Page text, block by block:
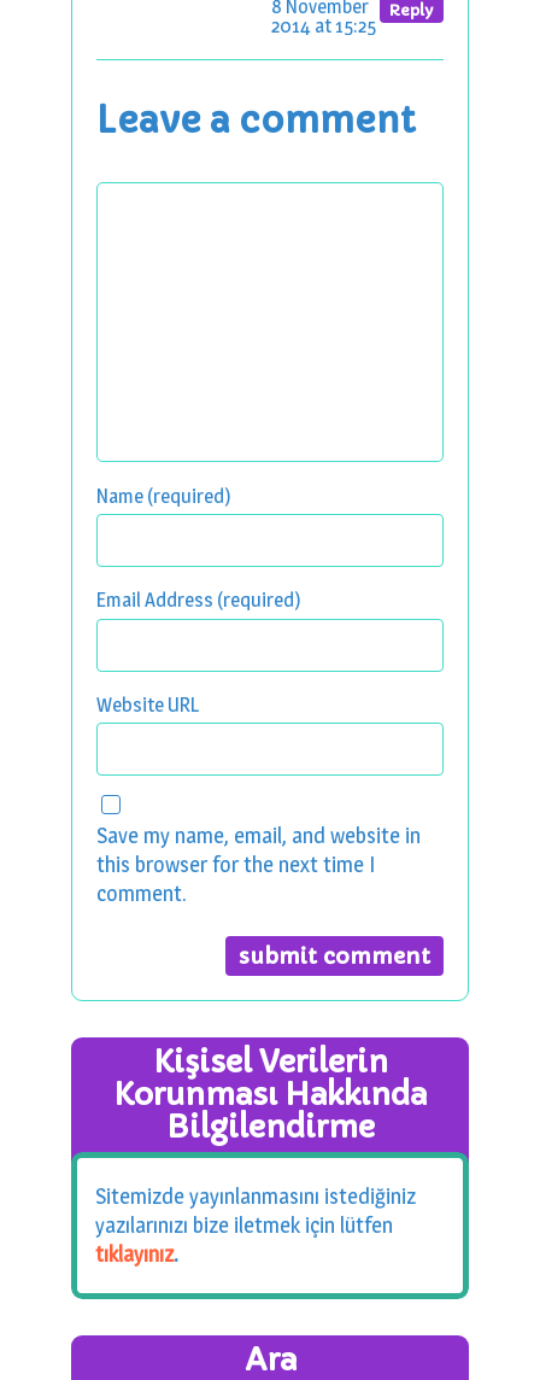
Reply
8 November
2014 at 15:25
Leave a comment
Name (required)
Email Address (required)
Website URL
Save my name, email, and website in
this browser for the next time I
comment.
Kişisel Verilerin
Korunması Hakkında
Bilgilendirme
Sitemizde yayınlanmasını istediğiniz
yazılarınızı bize iletmek için lütfen
tıklayınız.
Ara